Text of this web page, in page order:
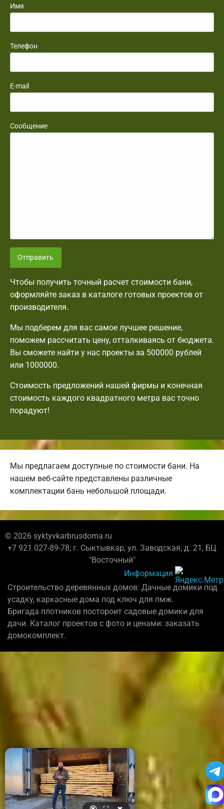
Имя
Телефон
E-mail
Сообщение
Отправить
Чтобы получить точный расчет стоимости бани,
оформляйте заказ в каталоге готовых проектов от
производителя.
Мы подберем для вас самое лучшее решение,
поможем рассчитать цену, отталкиваясь от бюджета.
Вы сможете найти у нас проекты за 500000 рублей
или 1000000.
Стоимость предложений нашей фирмы и конечная
стоимость каждого квадратного метра вас точно
порадуют!
Мы предлагаем доступные по стоимости бани. На
нашем веб-сайте представлены различные
комплектации бань небольшой площади.
© 2026 syktyvkarbrusdoma.ru
+7 921 027-89-78; г. Сыктывкар, ул. Заводская, д. 21, БЦ
"Восточный"
Информация
Строительство деревянных домов: Дачные домики под
усадку, каркасные дома под ключ для пмж.
Бригада плотников постороит садовые домики для
дачи. Каталог проектов с фото и ценами: заказать
домокомплект.